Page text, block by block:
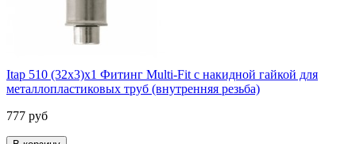
Itap 510 (32x3)x1 Фитинг Multi-Fit с накидной гайкой для
металлопластиковых труб (внутренняя резьба)
777 руб